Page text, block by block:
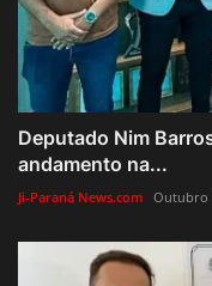
Deputado Nim
andamento na...
Ji-Paraná News.com Outubro